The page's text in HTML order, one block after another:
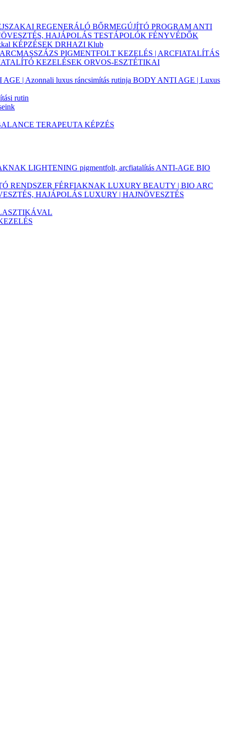
REGENERÁLÓ BŐRMEGÚJÍTÓ PROGRAM ANTI
HAJÁPOLÁS TESTÁPOLÓK FÉNYVÉDŐK
KÉPZÉSEK DRHAZI Klub
PIGMENTFOLT KEZELÉS | ARCFIATALÍTÁS
KEZELÉSEK ORVOS-ESZTÉTIKAI
| Azonnali luxus ráncsimítás rutinja BODY ANTI AGE | Luxus
rutin
TERAPEUTA KÉPZÉS
LIGHTENING pigmentfolt, arcfiatalítás ANTI-AGE BIO
RENDSZER FÉRFIAKNAK LUXURY BEAUTY | BIO ARC
HAJÁPOLÁS LUXURY | HAJNÖVESZTÉS